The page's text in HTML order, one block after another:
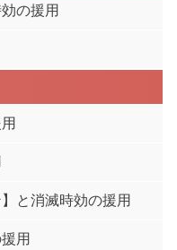
の援用
と消滅時効の援用
用